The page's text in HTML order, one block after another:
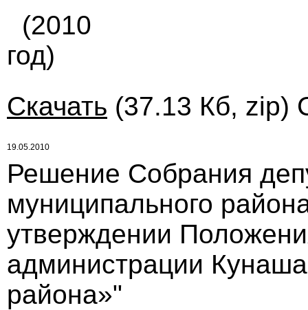
(2010
год)
Скачать (37.13 Кб, zip)
19.05.2010
Решение Собрания
муниципального
утверждении
администрации
района»"